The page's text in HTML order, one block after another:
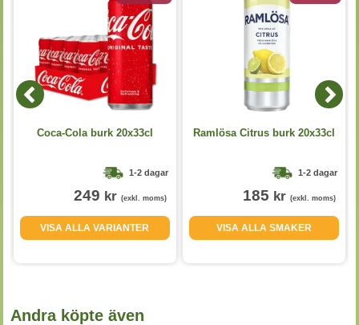
Coca-Cola burk 20x33cl
1-2 dagar
249 kr (exkl. moms)
VISA ALLA VARIANTER
Ramlösa Citrus burk 20x33cl
1-2 dagar
185 kr (exkl. moms)
VISA ALLA SMAKER
Andra köpte även